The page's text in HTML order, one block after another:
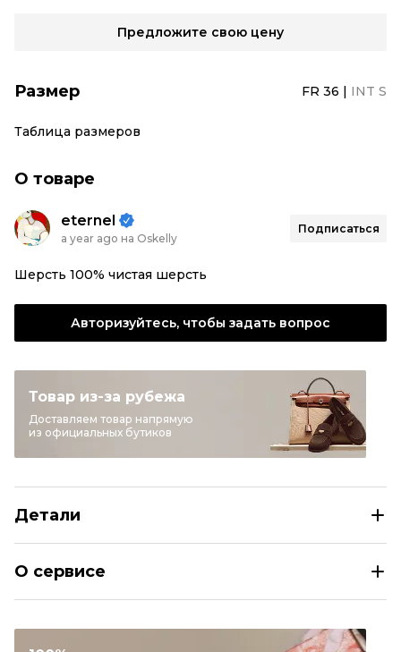
Предложите свою цену
Размер FR 36 | INT S
Таблица размеров
О товаре
eternel
a year ago на Oskelly
Подписаться
Шерсть 100% чистая шерсть
Авторизуйтесь, чтобы задать вопрос
Товар из-за рубежа
Доставляем товар напрямую
из официальных бутиков
Детали
Категория
Жакеты и пиджаки
О сервисе